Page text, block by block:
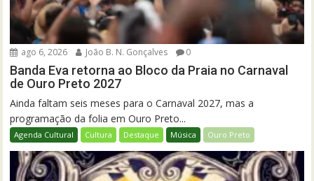
ago 6, 2026 João B. N. Gonçalves 0
Banda Eva retorna ao Bloco da Praia no Carnaval
de Ouro Preto 2027
Ainda faltam seis meses para o Carnaval 2027, mas a
programação da folia em Ouro Preto...
Agenda Cultural Cultura Destaque Música Ouro Preto